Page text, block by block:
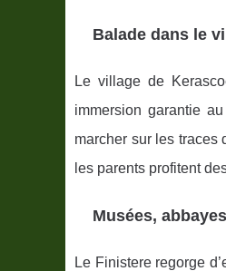
Balade dans le
Le village de
immersion garantie
marcher sur les traces
les parents profitent
Musées,
Le Finistere regorge